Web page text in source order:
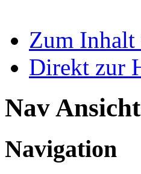
Zum Inhalt
Direkt zur
Nav
Navigation